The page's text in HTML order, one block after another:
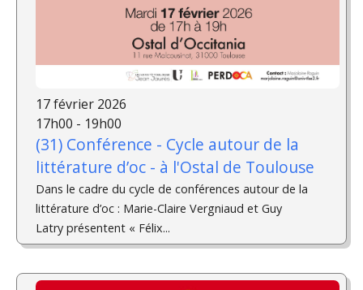
17 février 2026
17h00 - 19h00
(31) Conférence - Cycle autour de la
littérature d’oc - à l'Ostal de Toulouse
Dans le cadre du cycle de conférences autour de la
littérature d’oc : Marie-Claire Vergniaud et Guy
Latry présentent « Félix...